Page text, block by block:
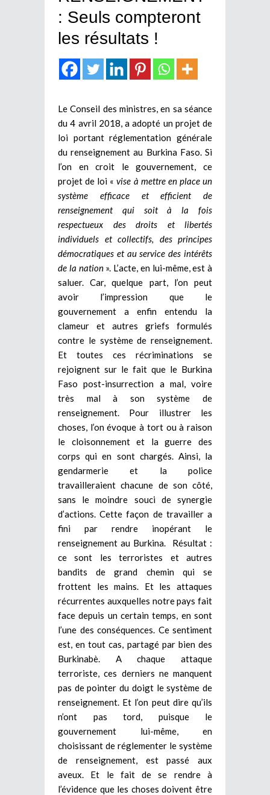
: Seuls compteront
les résultats !
Le Conseil des ministres, en sa séance
du 4 avril 2018, a adopté un projet de
loi portant réglementation générale
du renseignement au Burkina Faso. Si
l’on en croit le gouvernement, ce
projet de loi «vise à mettre en place un
système efficace et efficient de
renseignement qui soit à la fois
respectueux des droits et libertés
individuels et collectifs, des principes
démocratiques et au service des intérêts
de la nation». L’acte, en lui-même, est à
saluer. Car, quelque part, l’on peut
avoir l’impression que le
gouvernement a enfin entendu la
clameur et autres griefs formulés
contre le système de renseignement.
Et toutes ces récriminations se
rejoignent sur le fait que le Burkina
Faso post-insurrection a mal, voire
très mal à son système de
renseignement. Pour illustrer les
choses, l’on évoque à tort ou à raison
le cloisonnement et la guerre des
corps qui en sont chargés. Ainsi, la
gendarmerie et la police
travailleraient chacune de son côté,
sans le moindre souci de synergie
d’actions. Cette façon de travailler a
fini par rendre inopérant le
renseignement au Burkina. Résultat :
ce sont les terroristes et autres
bandits de grand chemin qui se
frottent les mains. Et les attaques
récurrentes auxquelles notre pays fait
face depuis un certain temps, en sont
l’une des conséquences. Ce sentiment
est, en tout cas, partagé par bien des
Burkinabè. A chaque attaque
terroriste, ces derniers ne manquent
pas de pointer du doigt le système de
renseignement. Et l’on peut dire qu’ils
n’ont pas tord, puisque le
gouvernement lui-même, en
choisissant de réglementer le système
de renseignement, est passé aux
aveux. Et le fait de se rendre à
l’évidence que les choses doivent être